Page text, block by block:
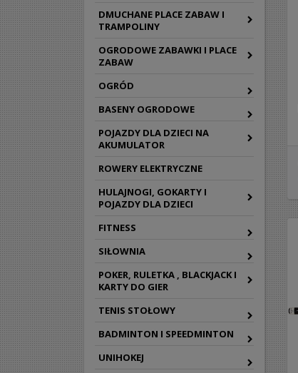
DMUCHANE PLACE ZABAW I
TRAMPOLINY
OGRODOWE ZABAWKI I PLACE
ZABAW
OGRÓD
BASENY OGRODOWE
POJAZDY DLA DZIECI NA
AKUMULATOR
ROWERY ELEKTRYCZNE
HULAJNOGI, GOKARTY I
POJAZDY DLA DZIECI
FITNESS
SIŁOWNIA
POKER, RULETKA , BLACKJACK I
KARTY DO GIER
TENIS STOŁOWY
BADMINTON I SPEEDMINTON
UNIHOKEJ